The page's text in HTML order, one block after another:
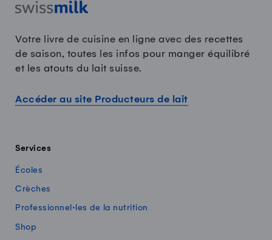
Votre livre de cuisine en ligne avec des recettes
de saison, toutes les infos pour manger équilibré
et les atouts du lait suisse.
Accéder au site Producteurs de lait
Services
Écoles
Crèches
Professionnel·les de la nutrition
Shop